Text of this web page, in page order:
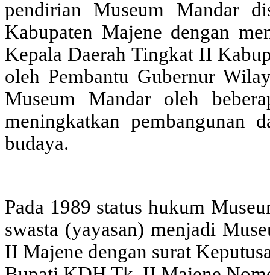
pendirian Museum Mandar
Kabupaten Majene dengan
Kepala Daerah Tingkat II
oleh Pembantu Gubernur
Museum Mandar oleh
meningkatkan pembangunan
budaya.
Pada 1989 status hukum
swasta (yayasan) menjadi
II Majene dengan surat